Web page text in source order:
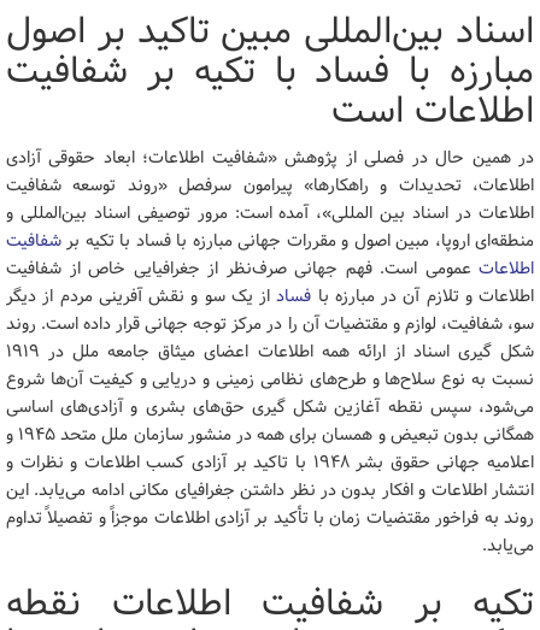
اسناد بین‌المللی مبین تاکید بر اصول
مبارزه با فساد با تکیه بر شفافیت
اطلاعات است
در همین حال در فصلی از پژوهش «شفافیت اطلاعات؛ ابعاد حقوقی آزادی
اطلاعات، تحدیدات و راهکارها» پیرامون سرفصل «روند توسعه شفافیت
اطلاعات در اسناد بین المللی»، آمده است: مرور توصیفی اسناد بین‌المللی و
منطقه‌ای اروپا، مبین اصول و مقررات جهانی مبارزه با فساد با تکیه برشفافیت
اطلاعات عمومی است. فهم جهانی صرف‌نظر از جغرافیایی خاص از شفافیت
اطلاعات و تلازم آن در مبارزه با فساداز یک سو و نقش آفرینی مردم از دیگر
سو، شفافیت، لوازم و مقتضیات آن را در مرکز توجه جهانی قرار داده است. روند
شکل گیری اسناد از ارائه همه اطلاعات اعضای میثاق جامعه ملل در 1919
نسبت به نوع سلاح‌ها و طرح‌های نظامی زمینی و دریایی و کیفیت آن‌ها شروع
می‌شود، سپس نقطه آغازین شکل گیری حق‌های بشری و آزادی‌های اساسی
همگانی بدون تبعیض و همسان برای همه در منشور سازمان ملل متحد 1945 و
اعلامیه جهانی حقوق بشر 1948 با تاکید بر آزادی کسب اطلاعات و نظرات و
انتشار اطلاعات و افکار بدون در نظر داشتن جغرافیای مکانی ادامه می‌یابد. این
روند به فراخور مقتضیات زمان با تأکید بر آزادی اطلاعات موجزاً و تفصیلاً تداوم
می‌یابد.
تکیه بر شفافیت اطلاعات نقطه